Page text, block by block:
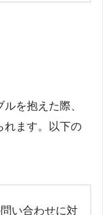
を抱えた際、
れます。以下の
い合わせに対